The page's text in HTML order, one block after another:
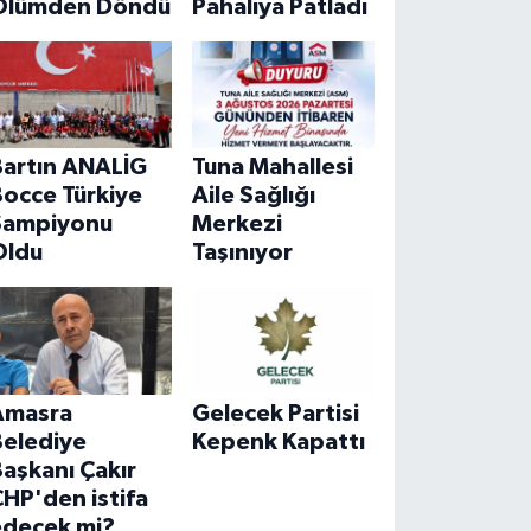
Döndü Pahalıya Patladı
ANALİG
Türkiye
Tuna Mahallesi
Aile Sağlığı
Merkezi
Taşınıyor
Çakır
istifa
Gelecek Partisi
Kepenk Kapattı